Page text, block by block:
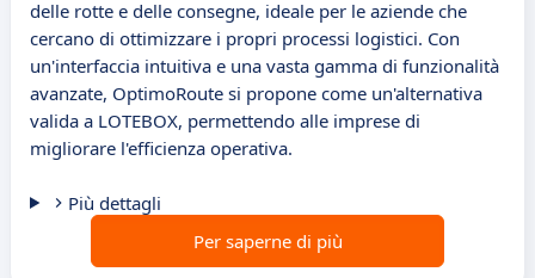
delle rotte e delle consegne, ideale per le aziende che
cercano di ottimizzare i propri processi logistici. Con
un'interfaccia intuitiva e una vasta gamma di funzionalità
avanzate, OptimoRoute si propone come un'alternativa
valida a LOTEBOX, permettendo alle imprese di
migliorare l'efficienza operativa.
Più dettagli
Per saperne di più